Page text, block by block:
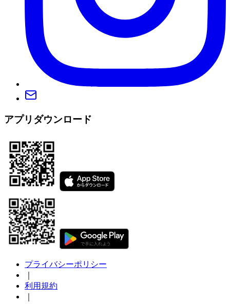
アプリダウンロード
プライバシーポリシー
利用規約